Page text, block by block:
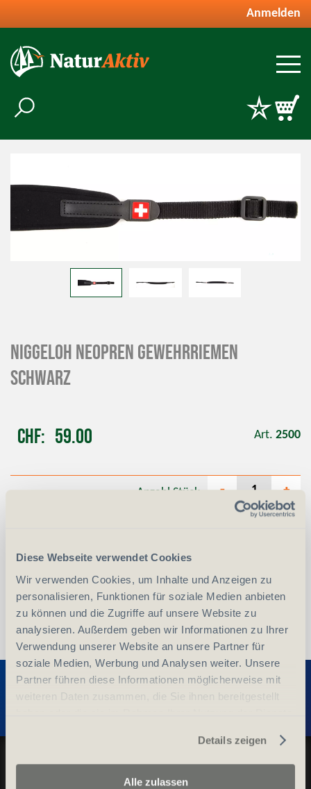
Diese Webseite verwendet Cookies
Wir verwenden Cookies, um Inhalte und Anzeigen zu
personalisieren, Funktionen für soziale Medien anbieten
zu können und die Zugriffe auf unsere Website zu
analysieren. Außerdem geben wir Informationen zu Ihrer
Verwendung unserer Website an unsere Partner für
soziale Medien, Werbung und Analysen weiter. Unsere
Partner führen diese Informationen möglicherweise mit
weiteren Daten zusammen, die Sie ihnen bereitgestellt
Details zeigen
Alle zulassen
Anmelden
NIGGELOH Neopren Gewehrriemen
schwarz
CHF 59.00 Art. 2500
Anzahl Stück - +
Entdecken Sie weitere Produkte
Datenschutz und Cookie-Richtlinien
Allgemeine Geschäftsbedingungen